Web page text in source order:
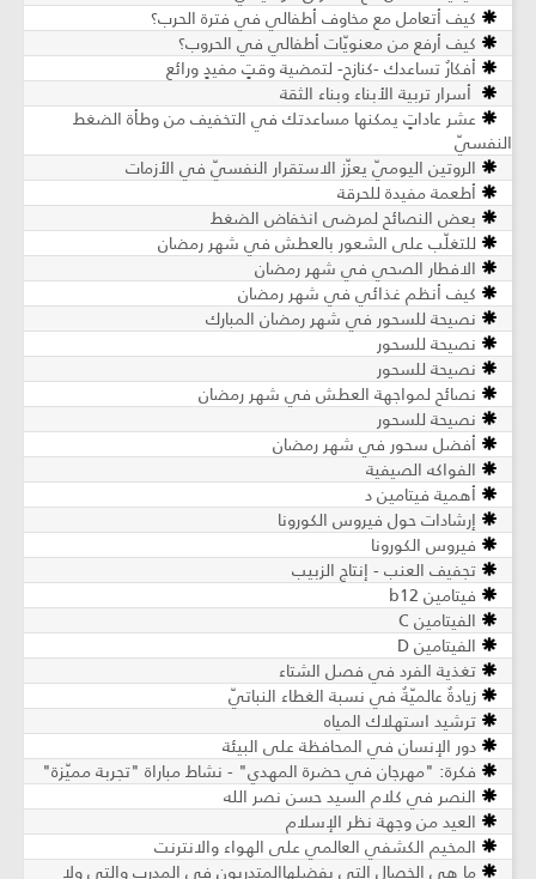
كيف أتعامل مع مخاوف أطفالي في فترة الحرب؟
كيف أرفع من معنويّات أطفالي في الحروب؟
أفكارٌ تساعدك -كنازحٍ- لتمضية وقتٍ مفيدٍ ورائع
أسرار تربية الأبناء وبناء الثقة
عشر عاداتٍ يمكنها مساعدتك في التخفيف من وطأة الضغط
النفسيّ
الروتين اليوميّ يعزّز الاستقرار النفسيّ في الأزمات
أطعمة مفيدة للحرقة
بعض النصائح لمرضى انخفاض الضغط
للتغلّب على الشعور بالعطش في شهر رمضان
الافطار الصحي في شهر رمضان
كيف أنظم غذائي في شهر رمضان
نصيحة للسحور في شهر رمضان المبارك
نصيحة للسحور
نصيحة للسحور
نصائح لمواجهة العطش في شهر رمضان
نصيحة للسحور
أفضل سحور في شهر رمضان
الفواكه الصيفية
أهمية فيتامين د
إرشادات حول فيروس الكورونا
فيروس الكورونا
تجفيف العنب - إنتاج الزبيب
فيتامين b12
الفيتامين C
الفيتامين D
تغذية الفرد في فصل الشتاء
زيادةٌ عالميّةٌ في نسبة الغطاء النباتيّ
ترشيد استهلاك المياه
دور الإنسان في المحافظة على البيئة
فكرة: "مهرجان في حضرة المهدي" - نشاط مباراة "تجربة مميّزة"
النصر في كلام السيد حسن نصر الله
العيد من وجهة نظر الإسلام
المخيم الكشفي العالمي على الهواء والانترنت
ما هي الخصال التي يفضلهاالمتدربون في المدرب والتي ولا